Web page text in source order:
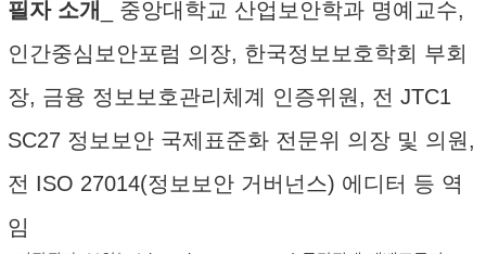
필자 소개
_ 중앙대학교 산업보안학과 명예교수,
인간중심보안포럼 의장, 한국정보보호학회 부회
장, 금융 정보보호관리체계 인증위원, 전 JTC1
SC27 정보보안 국제표준화 전문위 의장 및 의원,
전 ISO 27014(정보보안 거버넌스) 에디터 등 역
임